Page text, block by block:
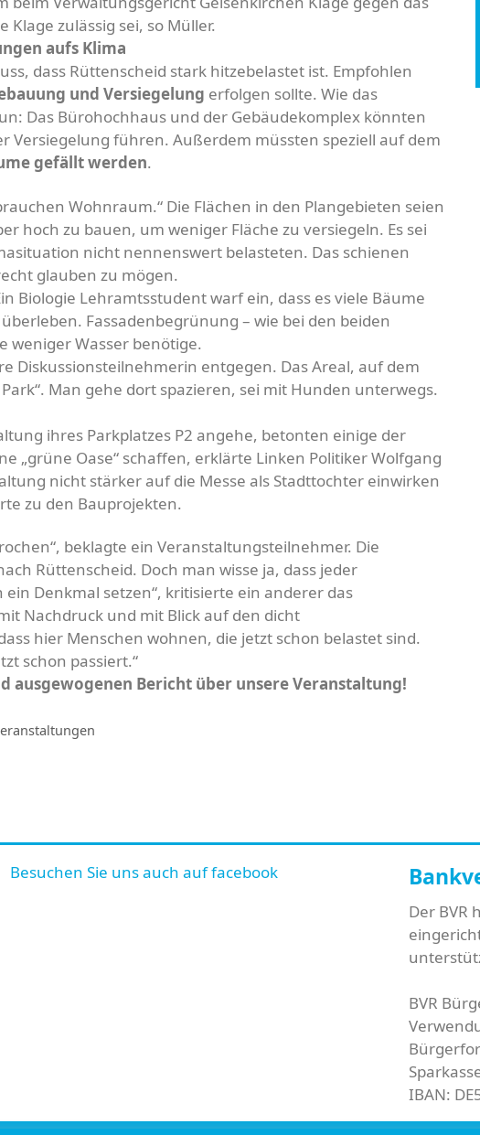
zulässig sei, so Müller.
aufs Klima
dass Rüttenscheid stark hitzebelastet ist. Empfohlen
und Versiegelung erfolgen sollte. Wie das
Das Bürohochhaus und der Gebäudekomplex könnten
führen. Außerdem müssten speziell auf dem
gefällt werden.
Wohnraum.“ Die Flächen in den Plangebieten seien
hoch zu bauen, um weniger Fläche zu versiegeln. Es sei
nicht nennenswert belasteten. Das schienen
glauben zu mögen.
Biologie Lehramtsstudent warf ein, dass es viele Bäume
Fassadenbegrünung – wie bei den beiden
weniger Wasser benötige.
Diskussionsteilnehmerin entgegen. Das Areal, auf dem
Man gehe dort spazieren, sei mit Hunden unterwegs.
ihres Parkplatzes P2 angehe, betonten einige der
„grüne Oase“ schaffen, erklärte Linken Politiker Wolfgang
nicht stärker auf die Messe als Stadttochter einwirken
zu den Bauprojekten.
beklagte ein Veranstaltungsteilnehmer. Die
Rüttenscheid. Doch man wisse ja, dass jeder
Denkmal setzen“, kritisierte ein anderer das
Nachdruck und mit Blick auf den dicht
hier Menschen wohnen, die jetzt schon belastet sind.
schon passiert.“
ausgewogenen Bericht über unsere Veranstaltung!
Besuchen Sie uns auch auf facebook
Der BVR
BVR
IBAN: